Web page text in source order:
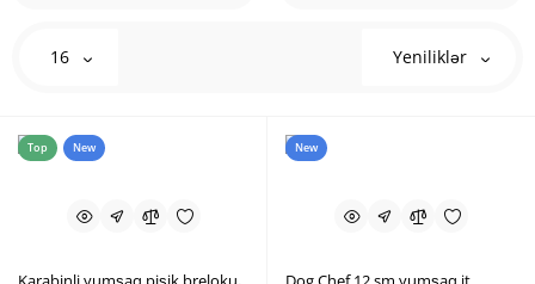
16 Yeniliklər
Top New New